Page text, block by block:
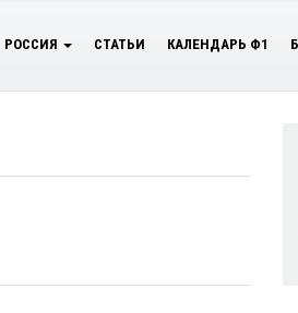
РОССИЯ СТАТЬИ КАЛЕНДАРЬ Ф1